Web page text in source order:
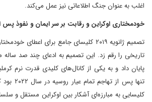
اغلب به عنوان جنگ اطلاعاتی نیز عمل می‌کند.
خودمختاری اوکراین و رقابت بر سر ایمان و نفوذ پس از
تاریخی را رقم زد. این تصمیم به ادعای چند صد ساله
پایان داد و به یکی از کانال‌های کلیدی قدرت نرم
تنها پس
کلیسایی به مبارزه‌ای آشکار بین اوکراین مستقل و